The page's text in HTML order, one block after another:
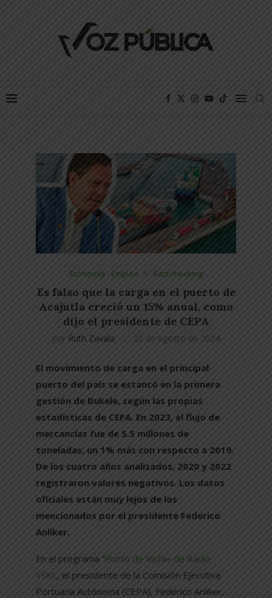
Economía - Empleo Fact-checking
Es falso que la carga en el puerto de
Acajutla creció un 15% anual, como
dijo el presidente de CEPA
por Ruth Zavala 21 de agosto de 2024
El movimiento de carga en el principal
puerto del país se estancó en la primera
gestión de Bukele, según las propias
estadísticas de CEPA. En 2023, el flujo de
mercancías fue de 5.5 millones de
toneladas, un 1% más con respecto a 2019.
De los cuatro años analizados, 2020 y 2022
registraron valores negativos. Los datos
oficiales están muy lejos de los
mencionados por el presidente Federico
Anliker.
En el programa “Punto de Vista» de Radio
YSKL , el presidente de la Comisión Ejecutiva
Portuaria Autónoma (CEPA), Federico Anliker,